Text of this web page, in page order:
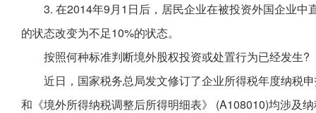
3. 在2014年9月1日后，居民企业在被投资外国企业
的状态改变为不足10%的状态。
按照何种标准判断境外股权投资或处置行为已经发生?
近日，国家税务总局发文修订了企业所得税年度纳税
和《境外所得纳税调整后所得明细表》 (A108010)均涉及